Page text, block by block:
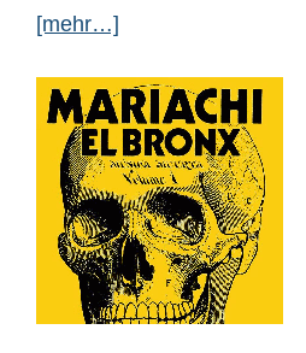
[mehr…]